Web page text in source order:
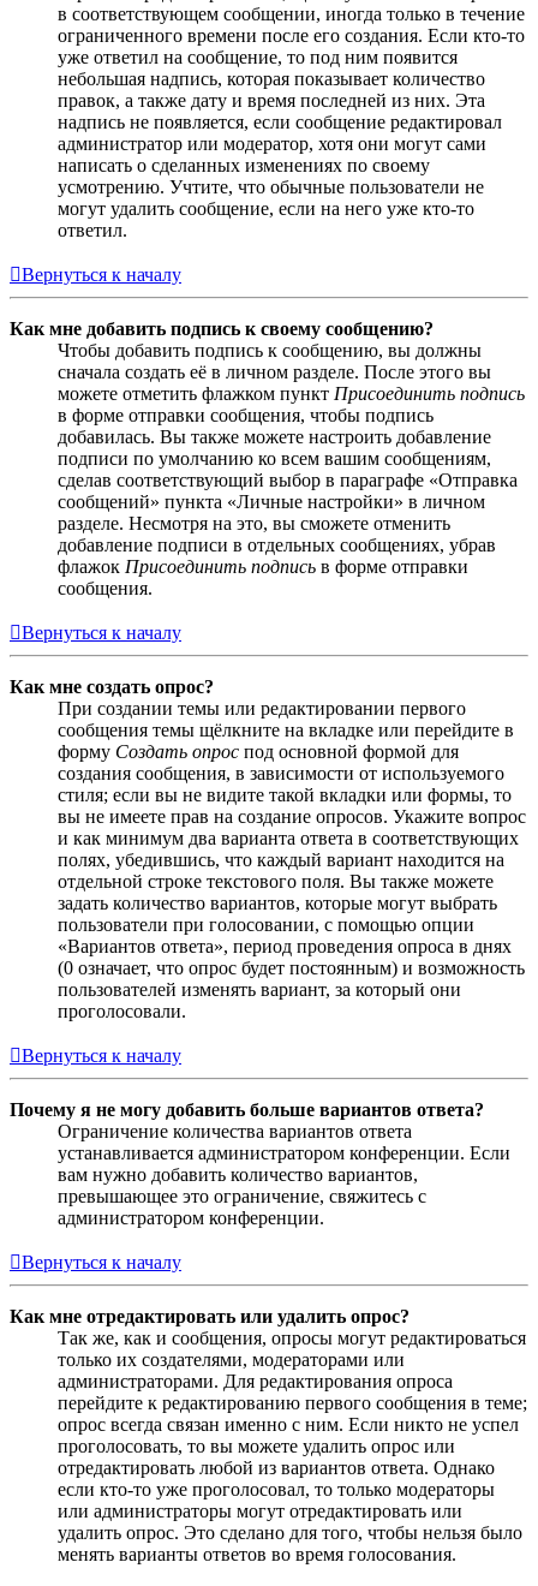
в соответствующем сообщении, иногда только в течение
ограниченного времени после его создания. Если кто-то
уже ответил на сообщение, то под ним появится
небольшая надпись, которая показывает количество
правок, а также дату и время последней из них. Эта
надпись не появляется, если сообщение редактировал
администратор или модератор, хотя они могут сами
написать о сделанных изменениях по своему
усмотрению. Учтите, что обычные пользователи не
могут удалить сообщение, если на него уже кто-то
ответил.
Вернуться к началу
Как мне добавить подпись к своему сообщению?
Чтобы добавить подпись к сообщению, вы должны
сначала создать её в личном разделе. После этого вы
можете отметить флажком пункт Присоединить подпись
в форме отправки сообщения, чтобы подпись
добавилась. Вы также можете настроить добавление
подписи по умолчанию ко всем вашим сообщениям,
сделав соответствующий выбор в параграфе «Отправка
сообщений» пункта «Личные настройки» в личном
разделе. Несмотря на это, вы сможете отменить
добавление подписи в отдельных сообщениях, убрав
флажок Присоединить подпись в форме отправки
сообщения.
Вернуться к началу
Как мне создать опрос?
При создании темы или редактировании первого
сообщения темы щёлкните на вкладке или перейдите в
форму Создать опрос под основной формой для
создания сообщения, в зависимости от используемого
стиля; если вы не видите такой вкладки или формы, то
вы не имеете прав на создание опросов. Укажите вопрос
и как минимум два варианта ответа в соответствующих
полях, убедившись, что каждый вариант находится на
отдельной строке текстового поля. Вы также можете
задать количество вариантов, которые могут выбрать
пользователи при голосовании, с помощью опции
«Вариантов ответа», период проведения опроса в днях
(0 означает, что опрос будет постоянным) и возможность
пользователей изменять вариант, за который они
проголосовали.
Вернуться к началу
Почему я не могу добавить больше вариантов ответа?
Ограничение количества вариантов ответа
устанавливается администратором конференции. Если
вам нужно добавить количество вариантов,
превышающее это ограничение, свяжитесь с
администратором конференции.
Вернуться к началу
Как мне отредактировать или удалить опрос?
Так же, как и сообщения, опросы могут редактироваться
только их создателями, модераторами или
администраторами. Для редактирования опроса
перейдите к редактированию первого сообщения в теме;
опрос всегда связан именно с ним. Если никто не успел
проголосовать, то вы можете удалить опрос или
отредактировать любой из вариантов ответа. Однако
если кто-то уже проголосовал, то только модераторы
или администраторы могут отредактировать или
удалить опрос. Это сделано для того, чтобы нельзя было
менять варианты ответов во время голосования.